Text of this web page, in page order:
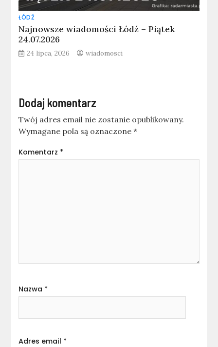
ŁÓDŹ
Najnowsze wiadomości Łódź – Piątek
24.07.2026
24 lipca, 2026 wiadomosci
Dodaj komentarz
Twój adres email nie zostanie opublikowany.
Wymagane pola są oznaczone*
Komentarz *
Nazwa *
Adres email *